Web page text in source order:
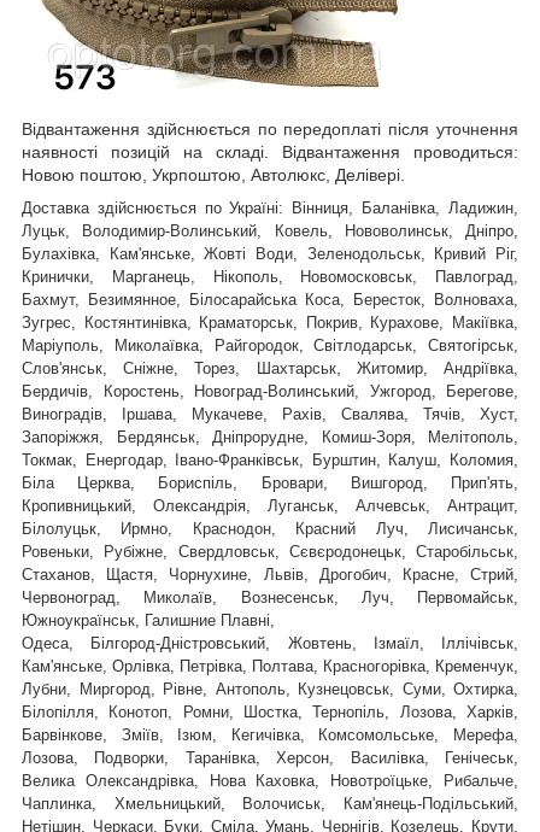
Відвантаження здійснюється по передоплаті після уточнення
наявності позицій на складі. Відвантаження проводиться:
Новою поштою, Укрпоштою, Автолюкс, Делівері.
Доставка здійснюється по Україні: Вінниця, Баланівка, Ладижин,
Луцьк, Володимир-Волинський, Ковель, Нововолинськ, Дніпро,
Булахівка, Кам'янське, Жовті Води, Зеленодольськ, Кривий Ріг,
Кринички, Марганець, Нікополь, Новомосковськ, Павлоград,
Бахмут, Безимянное, Білосарайська Коса, Бересток, Волноваха,
Зугрес, Костянтинівка, Краматорськ, Покрив, Курахове, Макіївка,
Маріуполь, Миколаївка, Райгородок, Світлодарськ, Святогірськ,
Слов'янськ, Сніжне, Торез, Шахтарськ, Житомир, Андріївка,
Бердичів, Коростень, Новоград-Волинський, Ужгород, Берегове,
Виноградів, Іршава, Мукачеве, Рахів, Свалява, Тячів, Хуст,
Запоріжжя, Бердянськ, Дніпрорудне, Комиш-Зоря, Мелітополь,
Токмак, Енергодар, Івано-Франківськ, Бурштин, Калуш, Коломия,
Біла Церква, Бориспіль, Бровари, Вишгород, Прип'ять,
Кропивницький, Олександрія, Луганськ, Алчевськ, Антрацит,
Білолуцьк, Ирмно, Краснодон, Красний Луч, Лисичанськ,
Ровеньки, Рубіжне, Свердловськ, Сєвєродонецьк, Старобільськ,
Стаханов, Щастя, Чорнухине, Львів, Дрогобич, Красне, Стрий,
Червоноград,
Миколаїв, Вознесенськ, Луч, Первомайськ,
Южноукраїнськ, Галишние Плавні,
Одеса, Білгород-Дністровський, Жовтень, Ізмаїл, Іллічівськ,
Кам'янське, Орлівка, Петрівка, Полтава, Красногорівка, Кременчук,
Лубни, Миргород, Рівне, Антополь, Кузнецовськ, Суми, Охтирка,
Білопілля, Конотоп, Ромни, Шостка, Тернопіль, Лозова, Харків,
Барвінкове, Зміїв, Ізюм, Кегичівка, Комсомольське, Мерефа,
Лозова, Подворки, Таранівка, Херсон, Василівка, Генічеськ,
Велика Олександрівка, Нова Каховка, Новотроїцьке, Рибальче,
Чаплинка, Хмельницький, Волочиськ, Кам'янець-Подільський,
Нетішин, Черкаси, Буки, Сміла, Умань, Чернігів, Козелець, Крути,